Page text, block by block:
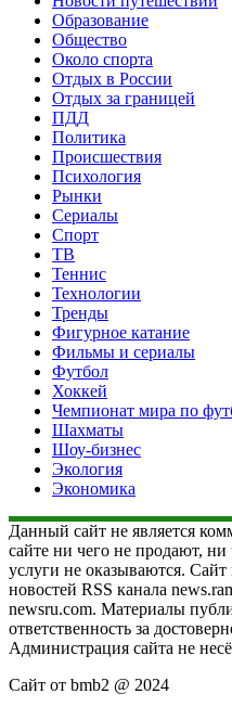
Образование
Общество
Около спорта
Отдых в России
Отдых за границей
ПДД
Политика
Происшествия
Психология
Рынки
Сериалы
Спорт
ТВ
Теннис
Технологии
Тренды
Фигурное катание
Фильмы и сериалы
Футбол
Хоккей
Чемпионат мира по
Шахматы
Шоу-бизнес
Экология
Экономика
Данный сайт не является
сайте ни чего не продают,
услуги не оказываются. Сайт
новостей RSS канала
newsru.com. Материалы
ответственность за
Администрация сайта не
Сайт от bmb2 @ 2024